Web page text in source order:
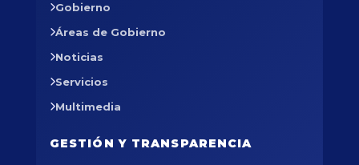
Gobierno
Áreas de Gobierno
Noticias
Servicios
Multimedia
GESTIÓN Y TRANSPARENCIA